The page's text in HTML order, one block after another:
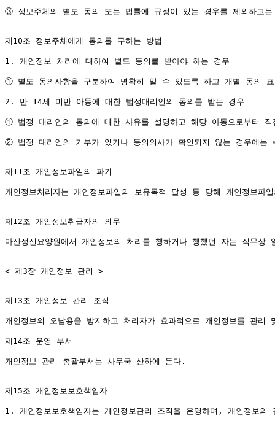
③ 정보주체의 별도 동의 또는 법률에 규정이 있는 경우를 제외하고
제10조 정보주체에게 동의를 구하는 방법
1. 개인정보 처리에 대하여 별도 동의를 받아야 하는 경우
① 별도 동의사항을 구분하여 명확히 알 수 있도록 하고 개별 동의 표
2. 만 14세 미만 아동에 대한 법정대리인의 동의를 받는 경우
① 법정 대리인의 동의에 대한 사유를 설명하고 해당 아동으로부터
② 법정 대리인의 거부가 있거나 동의의사가 확인되지 않는 경우에는
제11조 개인정보파일의 파기
개인정보처리자는 개인정보파일의 보유목적 달성 등 당해 개인정보
제12조 개인정보취급자의 의무
마산정신요양원에서 개인정보의 처리를 행하거나 행했던 자는 직무
< 제3장 개인정보 관리 >
제13조 개인정보 관리 조직
개인정보의 오남용을 방지하고 처리자가 효과적으로 개인정보를 관
제14조 운영 부서
개인정보 관리 총괄부서는 사무국 산하에 둔다.
제15조 개인정보보호책임자
1. 개인정보보호책임자는 개인정보관리 조직을 운영하며, 개인정보